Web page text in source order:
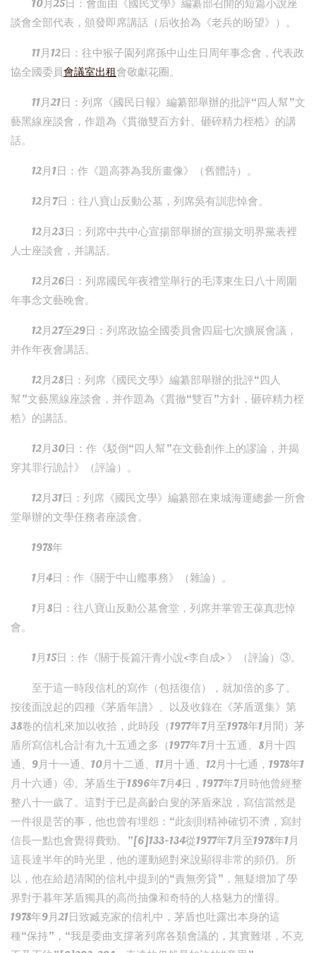
10月25日：會面由《國民文學》編纂部召開的短篇小說座
談會全部代表，頒發即席講話（后收拾為《老兵的盼望》）。
11月12日：往中猴子園列席孫中山生日周年事念會，代表政
協全國委員會議室出租會敬獻花圈。
11月21日：列席《國民日報》編纂部舉辦的批評“四人幫”文
藝黑線座談會，作題為《貫徹雙百方針、砸碎精力桎梏》的講
話。
12月1日：作《題高莽為我所畫像》（舊體詩）。
12月7日：往八寶山反動公墓，列席吳有訓悲悼會。
12月23日：列席中共中心宣揚部舉辦的宣揚文明界黨表裡
人士座談會，并講話。
12月26日：列席國民年夜禮堂舉行的毛澤東生日八十周圍
年事念文藝晚會。
12月27至29日：列席政協全國委員會四屆七次擴展會議，
并作年夜會講話。
12月28日：列席《國民文學》編纂部舉辦的批評“四人
幫”文藝黑線座談會，并作題為《貫徹“雙百”方針，砸碎精力桎
梏》的講話。
12月30日：作《駁倒“四人幫”在文藝創作上的謬論，并揭
穿其罪行詭計》（評論）。
12月31日：列席《國民文學》編纂部在東城海運總參一所會
堂舉辦的文學任務者座談會。
1978年
1月4日：作《關于中山艦事務》（雜論）。
1月8日：往八寶山反動公墓會堂，列席并掌管王葆真悲悼
會。
1月15日：作《關于長篇汗青小說<李自成> 》（評論）③。
至于這一時段信札的寫作（包括復信），就加倍的多了。
按後面說起的四種《茅盾年譜》、以及收錄在《茅盾選集》第
38卷的信札來加以收拾，此時段（1977年7月至1978年1月間）茅
盾所寫信札合計有九十五通之多（1977年7月十五通、8月十四
通、9月十一通、10月十二通、11月十通、12月十七通，1978年1
月十六通）④。茅盾生于1896年7月4日，1977年7月時他曾經整
整八十一歲了。這對于已是高齡白叟的茅盾來說，寫信當然是
一件很是苦的事，他也曾有埋怨：“此刻則精神確切不濟，寫封
信長一點也會覺得費勁。”[6]133-134從1977年7月至1978年1月
這長達半年的時光里，他的運動絕對來說顯得非常的頻仍。所
以，他在給趙清閣的信札中提到的“責無旁貸”，無疑增加了學
界對于暮年茅盾獨具的高尚抽像和奇特的人格魅力的懂得。
1978年9月21日致臧克家的信札中，茅盾也吐露出本身的這
種“保持”，“我是委曲支撐著列席各類會議的，其實難堪，不克